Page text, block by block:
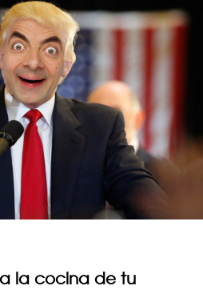
la cocina de tu